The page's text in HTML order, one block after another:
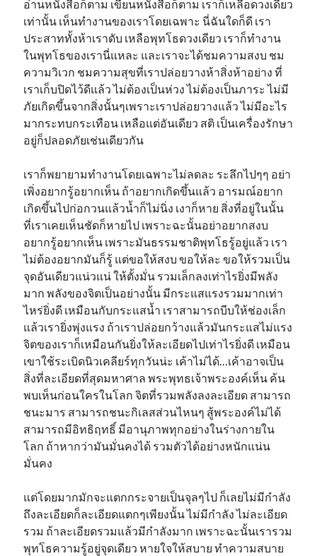
อ่านหนังสือก็ตาม เขียนหนังสือก็ตาม เราก็เหลือดวงเดียว
เท่านั้น เห็นทำงานของเราโดยเฉพาะ นี่ฉันใดก็ดี เรา
ประสาททั้งห้าเราดับ เหลือพุทโธดวงเดียว เราก็ทำงาน
ในพุทโธของเรานี่แหละ และเราจะได้ชมความสงบ ชม
ความวิเวก ชมความสุขที่เราปล่อยวางห้าสิ่งห้าอย่าง ที่
เราเก็บปิดไว้ดีแล้ว ไม่ต้องเป็นห่วง ไม่ต้องเป็นภาระ ไม่มี
ภัยเกิดขึ้นจากสิ่งนั้นๆเพราะเราปล่อยวางแล้ว ไม่มีอะไร
มากระทบกระเทือน เหลือแต่อันเดียว สติ เป็นเครื่องรักษา
อยู่ก็ปลอดภัยเช่นเดียวกัน
เราก็พยายามทำงานโดยเฉพาะไม่ลดละ ระลึกไปๆๆ อย่า
เพิ่งอยากรู้อยากเห็น ถ้าอยากเกิดขึ้นแล้ว อารมณ์อยาก
เกิดขึ้นไปก่อกวนแล้วน้ำก็ไม่นิ่ง เงาก็หาย สิ่งที่อยู่ในนั้น
ที่เราเคยเห็นชัดก็หายไป เพราะฉะนั้นอย่าอยากสงบ
อยากรู้อยากเห็น เพราะมันธรรมชาติพุทโธรู้อยู่แล้ว เรา
ไม่ต้องอยากมันก็รู้ แต่ขอให้สงบ ขอให้ละ ขอให้รวมเป็น
จุดอันเดียวแน่วแน่ ให้ตั้งมั่น รวมเล็กลงเท่าไรยิ่งมีพลัง
มาก พลังของจิตเป็นอย่างนั้น มีกระแสแรงรวมมากเท่า
ไหร่ยิ่งดี เหมือนกับกระแสน้ำ เราสามารถบีบให้ช่องเล็ก
แล้วเรายิ่งพุ่งแรง ถ้าเราปล่อยกว้างแล้วมันกระแสไม่แรง
จิตของเราก็เหมือนกันยิ่งให้ละเอียดไปเท่าไรยิ่งดี เหมือน
เขาใช้ระเบิดนิวเคลียร์ทุกวันน่ะ เค้าไม่ได้…เค้าอาจเป็น
สิ่งที่ละเอียดที่สุดมหาศาล พระพุทธเจ้าพระองค์เห็น ค้น
พบเห็นก่อนใครในโลก จิตที่รวมพลังลงละเอียด สามารถ
ชนะมาร สามารถชนะกิเลสส่วนไหนๆ สู้พระองค์ไม่ได้
สามารถมีอิทธิฤทธิ์ มีอานุภาพทุกอย่างในร่างกายใน
โลก ถ้าหากว่ามันมั่นคงได้ รวมตัวได้อย่างหนักแน่น
มั่นคง
แต่โดยมากมักจะแตกกระจายเป็นจุลๆไป ก็เลยไม่มีกำลัง
ถึงละเอียดก็ละเอียดแตกๆเพียงนั้น ไม่มีกำลัง ไม่ละเอียด
รวม ถ้าละเอียดรวมแล้วมีกำลังมาก เพราะฉะนั้นเรารวม
พุทโธความรู้อยู่จุดเดียว หายใจให้สบาย ทำความสบาย